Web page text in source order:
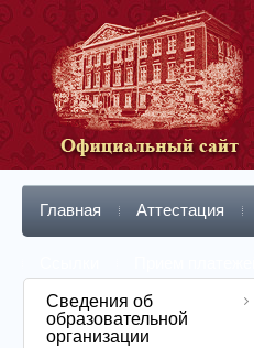
Главная Аттестация
Сведения об
образовательной
организации